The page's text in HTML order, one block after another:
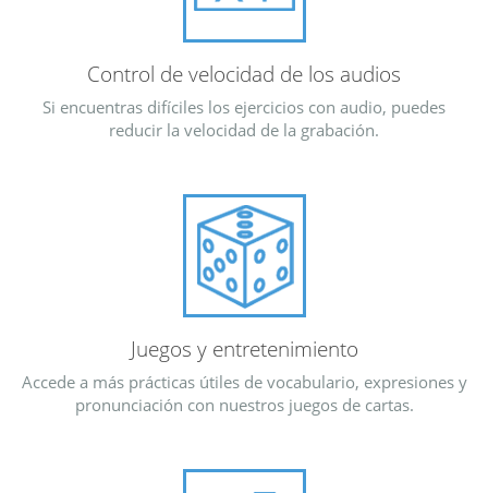
Control de velocidad de los audios
Si encuentras difíciles los ejercicios con audio, puedes
reducir la velocidad de la grabación.
Juegos y entretenimiento
Accede a más prácticas útiles de vocabulario, expresiones y
pronunciación con nuestros juegos de cartas.